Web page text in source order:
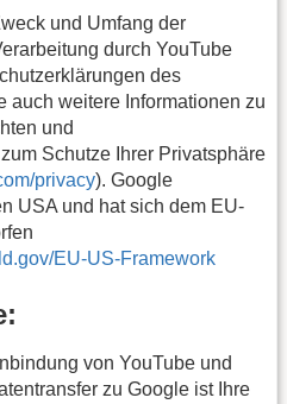
und Umfang der
durch YouTube
des
auch weitere Informationen zu
und
Schutze Ihrer Privatsphäre
privacy). Google
USA und hat sich dem EU-
EU-US-Framework
von YouTube und
zu Google ist Ihre